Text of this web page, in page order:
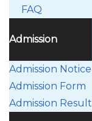
FAQ
Admission
Admission Notice
Admission Form
Admission Result